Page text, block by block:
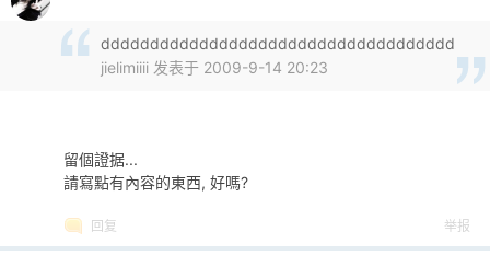
dddddddddddddddddddddddddddddddddddd
jielimiiii 发表于 2009-9-14 20:23
留個證据...
請寫點有內容的東西, 好嗎?
回复 举报